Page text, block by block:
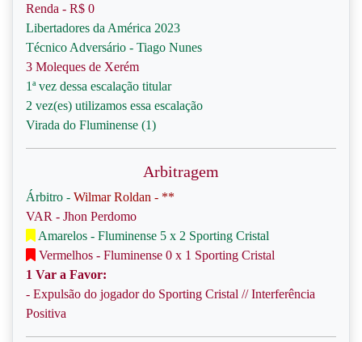
Renda - R$ 0
Libertadores da América 2023
Técnico Adversário - Tiago Nunes
3 Moleques de Xerém
1ª vez dessa escalação titular
2 vez(es) utilizamos essa escalação
Virada do Fluminense (1)
Arbitragem
Árbitro - Wilmar Roldan - **
VAR - Jhon Perdomo
Amarelos - Fluminense 5 x 2 Sporting Cristal
Vermelhos - Fluminense 0 x 1 Sporting Cristal
1 Var a Favor:
- Expulsão do jogador do Sporting Cristal // Interferência
Positiva